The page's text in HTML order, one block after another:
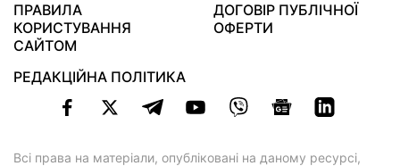
ПРАВИЛА
КОРИСТУВАННЯ
САЙТОМ
ДОГОВІР ПУБЛІЧНОЇ
ОФЕРТИ
РЕДАКЦІЙНА ПОЛІТИКА
Всі права на матеріали, опубліковані на даному ресурсі,